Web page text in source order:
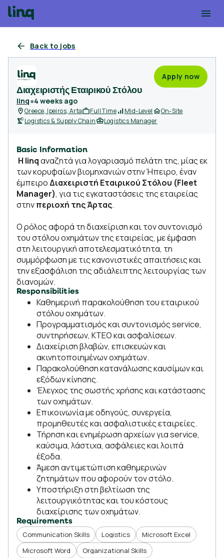
Back to jobs
Διαχειριστής Εταιρικού Στόλου
linq●4 weeks ago
Apply now
Greece, Ipeiros, Arta Full Time Mid-Level
On-Site
Logistics & Supply Chain
Logistics Manager
Basic Information
Η linqαναζητά για λογαριασμό πελάτη της, μίας εκ
των κορυφαίων βιομηχανιών στην Ήπειρο, έναν
έμπειροΔιαχειριστή Εταιρικού Στόλου (Fleet
Manager), για τις εγκαταστάσεις της εταιρείας
στηνπεριοχή της Άρτας.
Ο ρόλος αφορά τη διαχείριση και τον συντονισμό
του στόλου οχημάτων της εταιρείας, με έμφαση
στη λειτουργική αποτελεσματικότητα, τη
συμμόρφωση με τις κανονιστικές απαιτήσεις και
την εξασφάλιση της αδιάλειπτης λειτουργίας των
διανομών.
Responsibilities
Καθημερινή παρακολούθηση του εταιρικού
στόλου οχημάτων.
Προγραμματισμός και συντονισμός service,
συντηρήσεων, ΚΤΕΟ και ασφαλίσεων.
Διαχείριση βλαβών, επισκευών και
ακινητοποιημένων οχημάτων.
Παρακολούθηση κατανάλωσης καυσίμων και
εξόδων κίνησης.
Έλεγχος της σωστής χρήσης και κατάστασης
των οχημάτων.
Επικοινωνία με οδηγούς, συνεργεία,
προμηθευτές και ασφαλιστικές εταιρείες.
Τήρηση και ενημέρωση αρχείων για service,
καύσιμα, λάστιχα, ασφάλειες και λοιπά
έξοδα.
Άμεση αντιμετώπιση καθημερινών
ζητημάτων που αφορούν τον στόλο.
Υποστήριξη στη βελτίωση της
λειτουργικότητας και του κόστους
διαχείρισης των οχημάτων.
Requirements
Communication Skills Logistics
Microsoft Excel
Microsoft Word
Organizational Skills